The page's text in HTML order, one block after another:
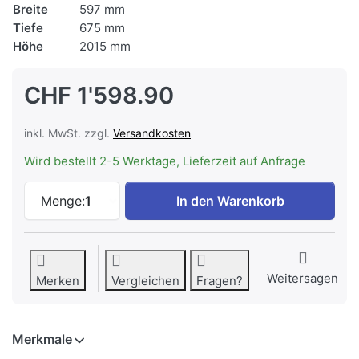
Breite
597 mm
Tiefe
675 mm
Höhe
2015 mm
CHF 1'598.90
inkl. MwSt. zzgl. Versandkosten
Wird bestellt 2-5 Werktage, Lieferzeit auf Anfrage
Menge:1
LIEBHERR CBNsfc 572i-22 Kühl-
In den Warenkorb
Merken Vergleichen Fragen? Weitersagen
Merkmale